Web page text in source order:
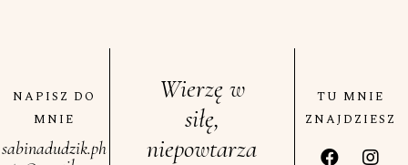
NAPISZ DO
MNIE
sabinadudzik.ph
Wierzę w
siłę,
niepowtarza
TU MNIE
ZNAJDZIESZ